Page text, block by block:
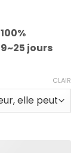
jours
CLAIR